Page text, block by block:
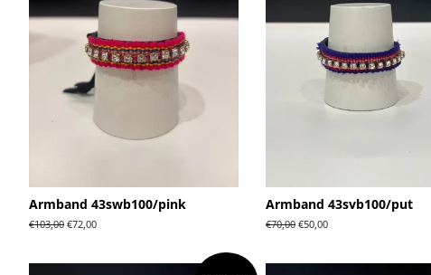
Armband 43swb100/pink
Normale
€103,00 Aanbiedingsprijs
€72,00
Armband 43svb100/put
Normale
€70,00 Aanbiedingsprijs
€50,00